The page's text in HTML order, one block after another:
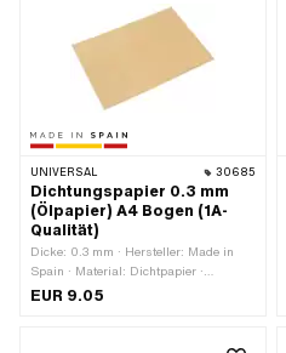
UNIVERSAL 30685
Dichtungspapier 0.3 mm
(Ölpapier) A4 Bogen (1A-
Qualität)
Dicke: 0.3 mm · Hersteller: Made in
Spain · Material: Dichtpapier ·
Verwendungsort: Universal
EUR 9.05